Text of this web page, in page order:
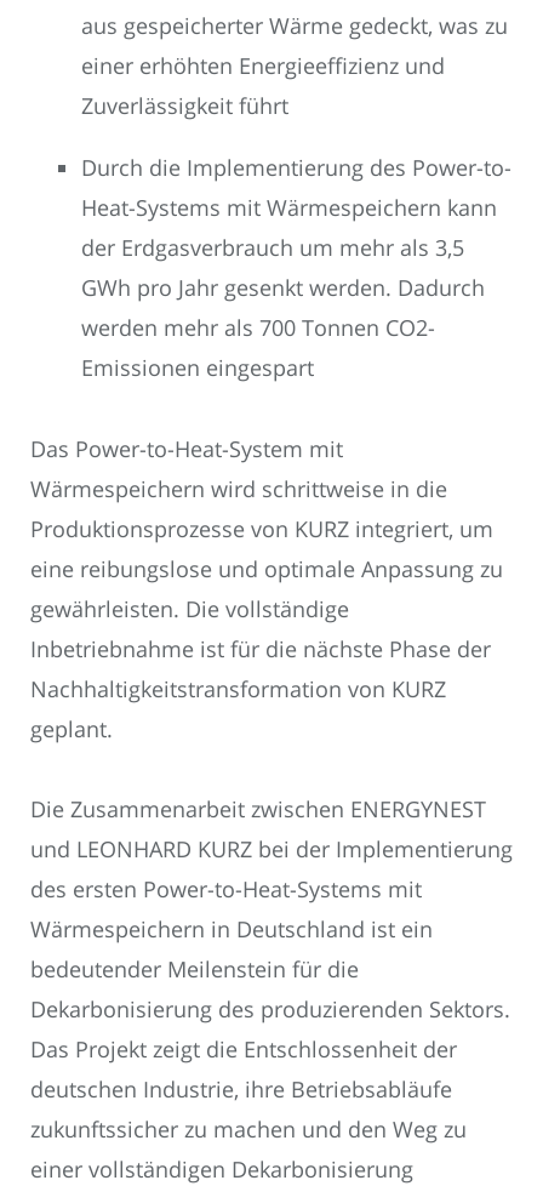
aus gespeicherter Wärme gedeckt, was zu
einer erhöhten Energieeffizienz und
Zuverlässigkeit führt
Durch die Implementierung des Power-to-
Heat-Systems mit Wärmespeichern kann
der Erdgasverbrauch um mehr als 3,5
GWh pro Jahr gesenkt werden. Dadurch
werden mehr als 700 Tonnen CO2-
Emissionen eingespart
Das Power-to-Heat-System mit
Wärmespeichern wird schrittweise in die
Produktionsprozesse von KURZ integriert, um
eine reibungslose und optimale Anpassung zu
gewährleisten. Die vollständige
Inbetriebnahme ist für die nächste Phase der
Nachhaltigkeitstransformation von KURZ
geplant.
Die Zusammenarbeit zwischen ENERGYNEST
und LEONHARD KURZ bei der Implementierung
des ersten Power-to-Heat-Systems mit
Wärmespeichern in Deutschland ist ein
bedeutender Meilenstein für die
Dekarbonisierung des produzierenden Sektors.
Das Projekt zeigt die Entschlossenheit der
deutschen Industrie, ihre Betriebsabläufe
zukunftssicher zu machen und den Weg zu
einer vollständigen Dekarbonisierung